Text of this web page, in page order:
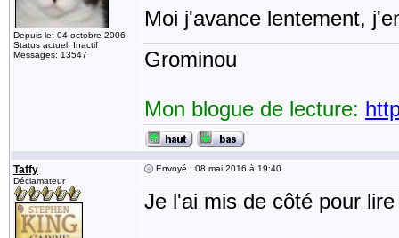
Depuis le: 04 octobre 2006
Status actuel: Inactif
Messages: 13547
Moi j'avance lentement,
Grominou
Mon blogue de lecture:
Taffy
Déclamateur
Envoyé : 08 mai 2016 à 19:40
Je l'ai mis de côté pour